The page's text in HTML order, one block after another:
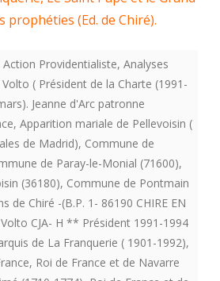
prophéties (Ed. de Chiré).
Action Providentialiste, Analyses
( Président de la Charte (1991-
Jeanne d'Arc patronne
, Apparition mariale de Pellevoisin (
de Madrid), Commune de
de Paray-le-Monial (71600),
(36180), Commune de Pontmain
de Chiré -(B.P. 1- 86190 CHIRE EN
CJA- H ** Président 1991-1994
de La Franquerie ( 1901-1992),
, Roi de France et de Navarre